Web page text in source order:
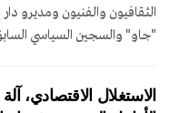
الثقافيون والفنيون ومديرو
"جاو" والسجين السياسي
الاستغلال الاقتصادي،